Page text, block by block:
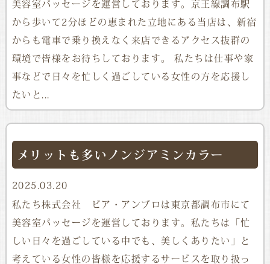
美容室パッセージを運営しております。京王線調布駅
から歩いて2分ほどの恵まれた立地にある当店は、新宿
からも電車で乗り換えなく来店できるアクセス抜群の
環境で皆様をお待ちしております。 私たちは仕事や家
事などで日々を忙しく過ごしている女性の方を応援し
たいと...
メリットも多いノンジアミンカラー
2025.03.20
私たち株式会社 ビア・アンブロは東京都調布市にて
美容室パッセージを運営しております。私たちは「忙
しい日々を過ごしている中でも、美しくありたい」と
考えている女性の皆様を応援するサービスを取り扱っ